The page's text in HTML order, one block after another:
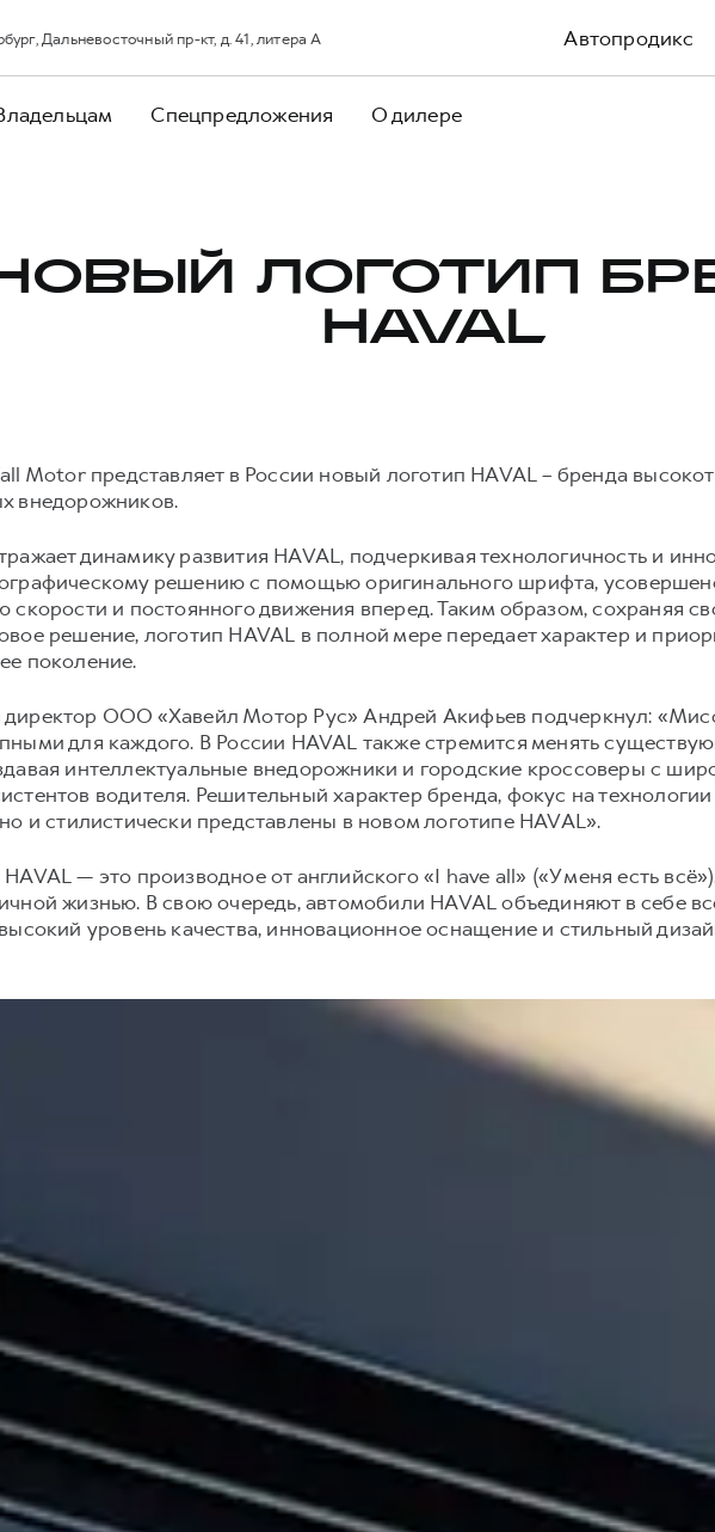
Автопродикс
Дальневосточный пр-кт, д. 41, литера А
Спецпредложения О дилере
ЛОГОТИП
HAVAL
Motor представляет в России новый логотип HAVAL – бренда
внедорожников.
динамику развития HAVAL, подчеркивая технологичность и
решению с помощью оригинального шрифта,
скорости и постоянного движения вперед. Таким образом, сохраняя
решение, логотип HAVAL в полной мере передает характер и
поколение.
ООО «Хавейл Мотор Рус» Андрей Акифьев подчеркнул:
для каждого. В России HAVAL также стремится менять
интеллектуальные внедорожники и городские кроссоверы с
водителя. Решительный характер бренда, фокус на
и стилистически представлены в новом логотипе HAVAL».
— это производное от английского «I have all» («У меня есть
жизнью. В свою очередь, автомобили HAVAL объединяют в себе
уровень качества, инновационное оснащение и стильный